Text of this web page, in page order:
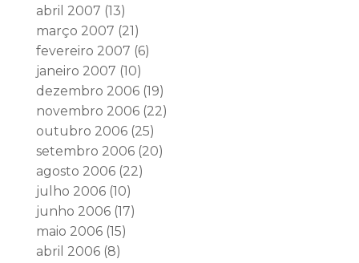
abril 2007 (13)
março 2007 (21)
fevereiro 2007 (6)
janeiro 2007 (10)
dezembro 2006(19)
novembro 2006(22)
outubro 2006(25)
setembro 2006(20)
agosto 2006(22)
julho 2006(10)
junho 2006(17)
maio 2006(15)
abril 2006(8)